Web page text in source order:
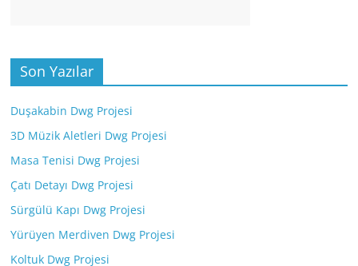
Son Yazılar
Duşakabin Dwg Projesi
3D Müzik Aletleri Dwg Projesi
Masa Tenisi Dwg Projesi
Çatı Detayı Dwg Projesi
Sürgülü Kapı Dwg Projesi
Yürüyen Merdiven Dwg Projesi
Koltuk Dwg Projesi